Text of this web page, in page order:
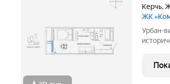
Керчь,
ЖК
Урбан-